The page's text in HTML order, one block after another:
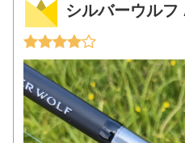
シルバーウル